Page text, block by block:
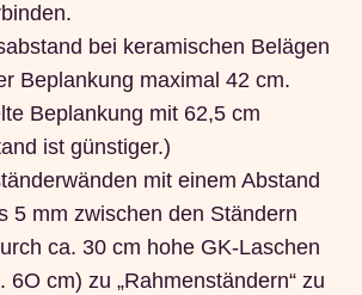
bei keramischen Belägen
Beplankung maximal 42 cm.
Beplankung mit 62,5 cm
ist günstiger.)
mit einem Abstand
5 mm zwischen den Ständern
ca. 30 cm hohe GK-Laschen
6O cm) zu „Rahmenständern“ zu